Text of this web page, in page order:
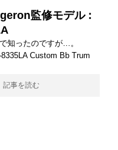
監修モデル :
知ったのですが…。
8335LA Custom Bb Trum
記事を読む